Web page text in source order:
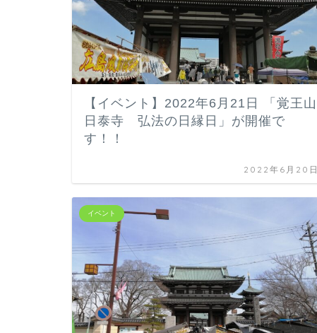
【イベント】2022年6月21日 「覚王山
日泰寺 弘法の日縁日」が開催で
す！！
2022年6月20日
イベント